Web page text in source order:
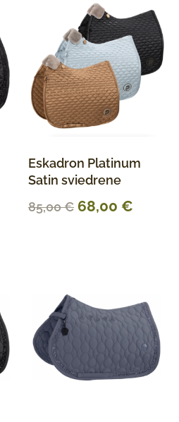
Eskadron Platinum
Satin sviedrene
85,00€ 68,00 €